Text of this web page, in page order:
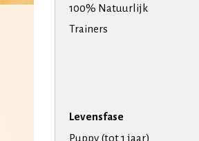
100% Natuurlijk
Trainers
Levensfase
Puppy (tot 1 jaar)